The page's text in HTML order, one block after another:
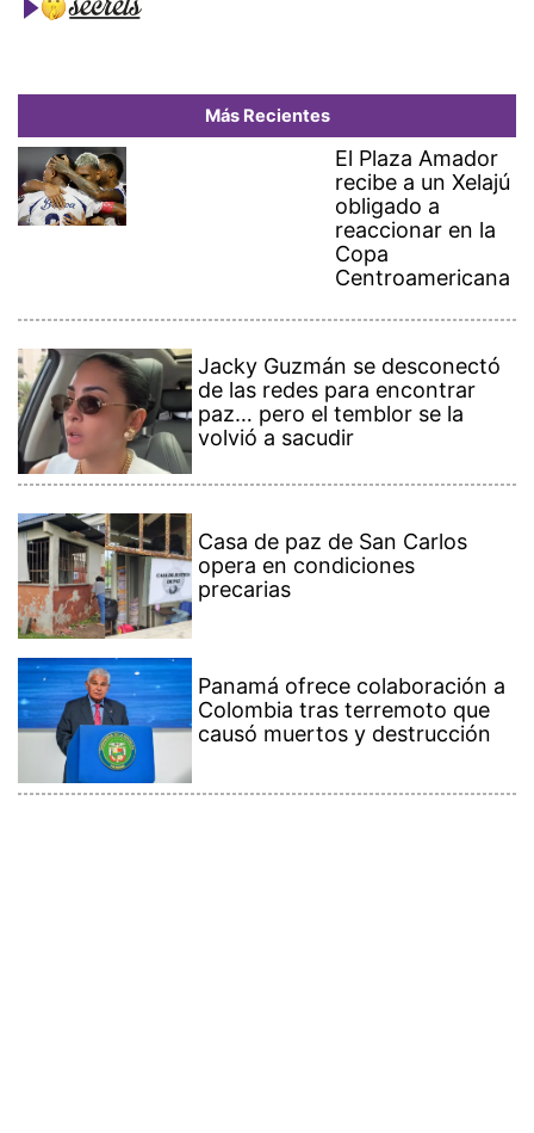
Más Recientes
El Plaza Amador
recibe a un Xelajú
obligado a
reaccionar en la
Copa
Centroamericana
Jacky Guzmán se desconectó
de las redes para encontrar
paz… pero el temblor se la
volvió a sacudir
Casa de paz de San Carlos
opera en condiciones
precarias
Panamá ofrece colaboración a
Colombia tras terremoto que
causó muertos y destrucción